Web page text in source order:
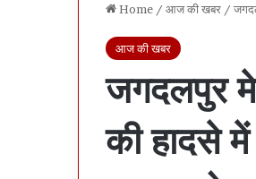
Home / आज की खबर /
आज की खबर
जगदलपुर
की हादसे